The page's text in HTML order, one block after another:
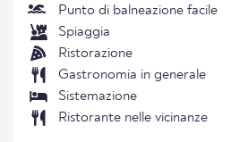
Punto di balneazione facile
Spiaggia
Ristorazione
Gastronomia in generale
Sistemazione
Ristorante nelle vicinanze